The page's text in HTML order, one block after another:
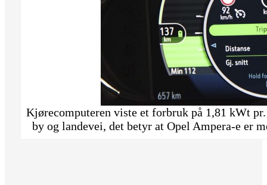
Kjørecomputeren viste et forbruk på 1,81 kWt
by og landevei, det betyr at Opel Ampera-e er